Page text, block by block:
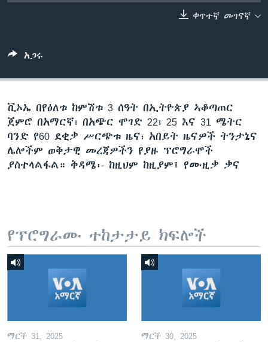
ቀጥተኛ መገናኛ
አጋሩ
ቪኦኤ በየዕለቱ ከምሽቱ 3 ሰዓት በኢትዮጵያ ኣቆጣጠር
ጀምሮ በአማርኛ፣ በአጭር ሞገድ 22፣ 25 እና 31 ሜትር
ባንድ የ60 ደቂቃ ሥርጭቱ ዜና፣ አበይት ዜናዎች ትንታኔና
ሌሎችም ወቅታዊ መረጃዎችን የያዙ ፕሮግራሞች
ያስተላልፋል። ቅዳሜ፡- ከዚህም ከዚያም፤ የሙዚቃ ቃና
የፕሮግራሙ ተከታታይ ክፍሎች
ማርች 31, 2025 ማርች 30, 2025